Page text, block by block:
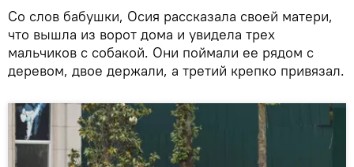
Со слов бабушки, Осия рассказала своей матери,
что вышла из ворот дома и увидела трех
мальчиков с собакой. Они поймали ее рядом с
деревом, двое держали, а третий крепко привязал.